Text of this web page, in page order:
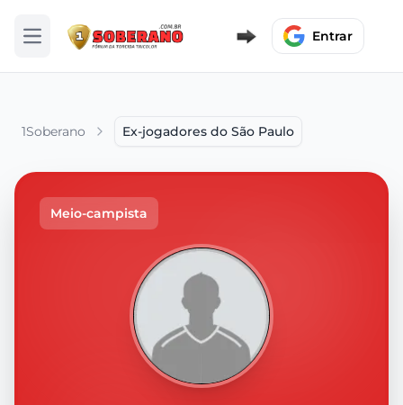
Abrir menu Entrar
1Soberano Ex-jogadores do São Paulo
Meio-campista